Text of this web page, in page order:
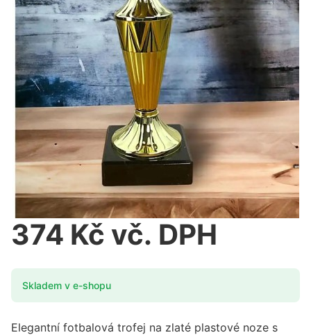
374 Kč vč. DPH
Skladem v e-shopu
Elegantní fotbalová trofej na zlaté plastové noze s